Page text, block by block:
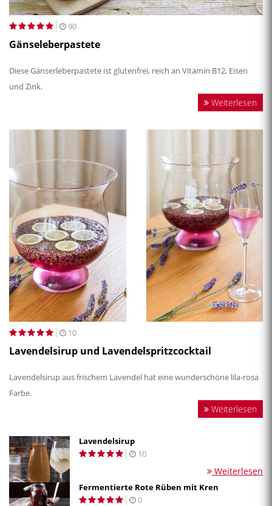
90
Gänseleberpastete
Diese Gänserleberpastete ist glutenfrei, reich an Vitamin B12, Eisen
und Zink.
Weiterlesen
10
Lavendelsirup und Lavendelspritzcocktail
Lavendelsirup aus frischem Lavendel hat eine wunderschöne lila-rosa
Farbe.
Weiterlesen
Lavendelsirup
10
Weiterlesen
Fermentierte Rote Rüben mit Kren
0